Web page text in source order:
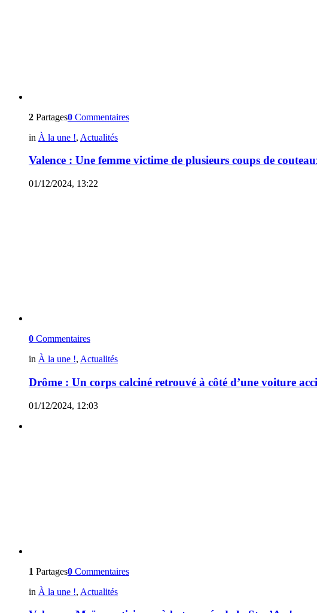
2 Partages0 Commentaires
in À la une !, Actualités
Valence : Une femme victime de plusieurs coups de
01/12/2024, 13:22
0 Commentaires
in À la une !, Actualités
Drôme : Un corps calciné retrouvé à côté d’une voiture
01/12/2024, 12:03
1 Partages0 Commentaires
in À la une !, Actualités